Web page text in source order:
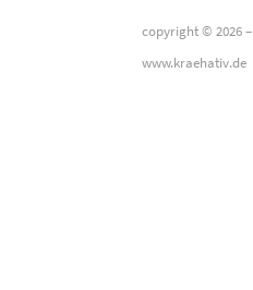
copyright © 2026 –
www.kraehativ.de